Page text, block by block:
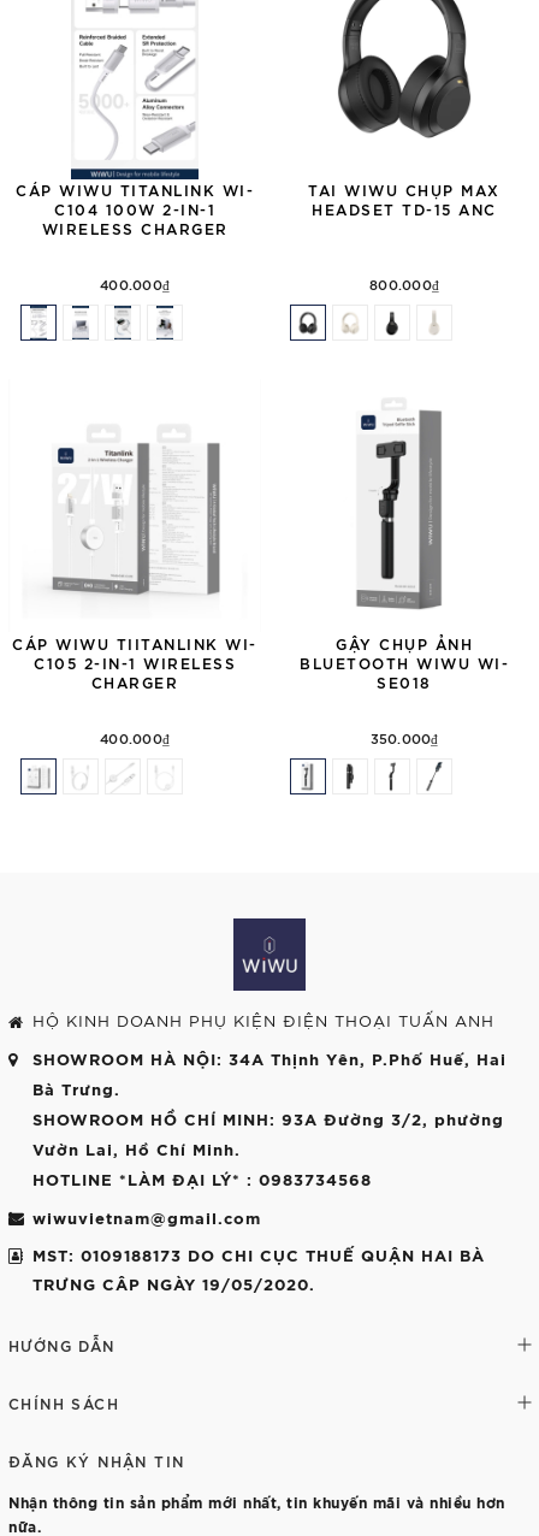
CÁP WIWU TITANLINK WI-
C104 100W 2-IN-1
WIRELESS CHARGER
400.000₫
TAI WIWU CHỤP MAX
HEADSET TD-15 ANC
800.000₫
CÁP WIWU TIITANLINK WI-
C105 2-IN-1 WIRELESS
CHARGER
400.000₫
GẬY CHỤP ẢNH
BLUETOOTH WIWU WI-
SE018
350.000₫
HỘ KINH DOANH PHỤ KIỆN ĐIỆN THOẠI TUẤN ANH
SHOWROOM HÀ NỘI: 34A Thịnh Yên, P.Phố Huế, Hai
Bà Trưng.
SHOWROOM HỒ CHÍ MINH: 93A Đường 3/2, phường
Vườn Lai, Hồ Chí Minh.
HOTLINE *LÀM ĐẠI LÝ* : 0983734568
wiwuvietnam@gmail.com
MST: 0109188173 DO CHI CỤC THUẾ QUẬN HAI BÀ
TRƯNG CÂP NGÀY 19/05/2020.
HƯỚNG DẪN
CHÍNH SÁCH
ĐĂNG KÝ NHẬN TIN
Nhận thông tin sản phẩm mới nhất, tin khuyến mãi và nhiều hơn
nữa.